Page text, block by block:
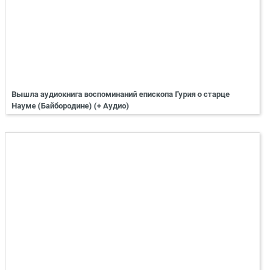
Вышла аудиокнига воспоминаний епископа Гурия о старце
Науме (Байбородине) (+ Аудио)